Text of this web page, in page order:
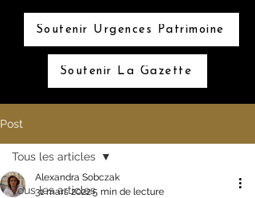
Soutenir Urgences Patrimoine
Soutenir La Gazette
Post
Tous les articles
Tous les articles
Alexandra Sobczak
31 mars 20225 min de lecture